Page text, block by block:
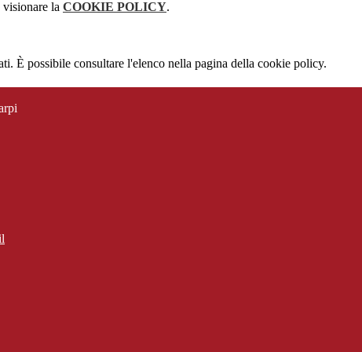
la COOKIE POLICY.
È possibile consultare l'elenco nella pagina della cookie policy.